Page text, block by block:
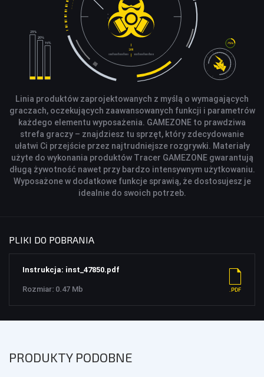
Linia produktów zaprojektowanych z myślą o wymagających
graczach, oczekujących zaawansowanych funkcji i parametrów
każdego elementu wyposażenia. GAMEZONE to prawdziwa
strefa graczy – znajdziesz tu sprzęt, który zdecydowanie
ułatwi Ci przejście przez najtrudniejsze rozgrywki. Materiały
użyte do wykonania produktów Tracer GAMEZONE gwarantują
długą żywotność nawet przy bardzo intensywnym użytkowaniu.
Wyposażone w dodatkowe funkcje sprawią, że dostosujesz je
idealnie do swoich potrzeb.
PLIKI DO POBRANIA
Instrukcja: inst_47850.pdf
Rozmiar: 0.47 Mb
PRODUKTY PODOBNE